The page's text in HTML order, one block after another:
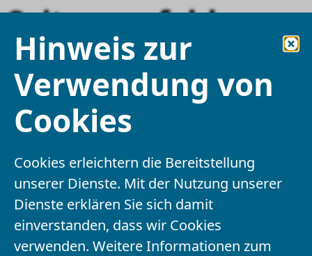
Hinweis zur
Verwendung von
Cookies
Cookies erleichtern die Bereitstellung
unserer Dienste. Mit der Nutzung unserer
Dienste erklären Sie sich damit
einverstanden, dass wir Cookies
verwenden. Weitere Informationen zum
Seite empfehlen
Felder mit einem * sind Pflichtfelder und
müssen ausgefüllt werden
Ihre Angaben
Empfänger*
Ihr Name*